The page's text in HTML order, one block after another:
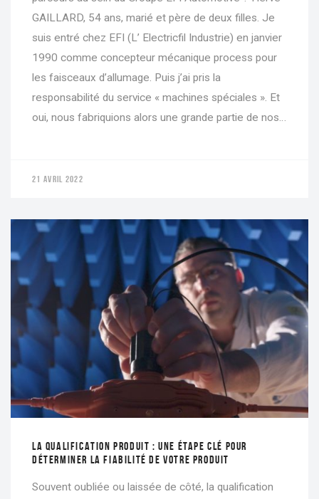
GAILLARD, 54 ans, marié et père de deux filles. Je
suis entré chez EFI (L’ Electricfil Industrie) en janvier
1990 comme concepteur mécanique process pour
les faisceaux d’allumage. Puis j’ai pris la
responsabilité du service « machines spéciales ». Et
oui, nous fabriquions alors une grande partie de nos…
21 AVRIL 2022
LA QUALIFICATION PRODUIT : UNE ÉTAPE CLÉ POUR
DÉTERMINER LA FIABILITÉ DE VOTRE PRODUIT
Souvent oubliée ou laissée de côté, la qualification